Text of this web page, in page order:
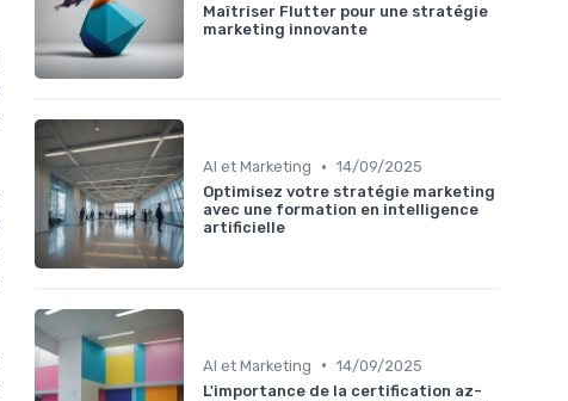
Maîtriser Flutter pour une stratégie
marketing innovante
AI et Marketing • 14/09/2025
Optimisez votre stratégie marketing
avec une formation en intelligence
artificielle
AI et Marketing • 14/09/2025
L'importance de la certification az-